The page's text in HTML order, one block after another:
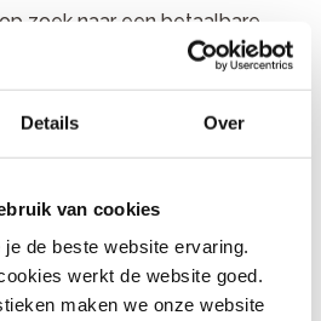
Details Over
van cookies
de beste website ervaring.
werkt de website goed.
maken we onze website
zoek naar een betaalbare
bike? Bij Bike Totaal Kuis vind
van bekende merken
en Cortina, aangevuld met
Het aanbod bestaat uit
verkocht, controleren de
en maken ze hem volledig
van veiligheid en comfort.
kiezen van een model dat